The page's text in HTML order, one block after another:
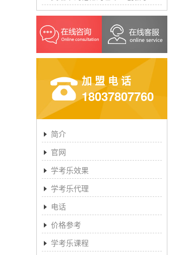
加盟电话
18037807760
简介
官网
学考乐效果
学考乐代理
电话
价格参考
学考乐课程